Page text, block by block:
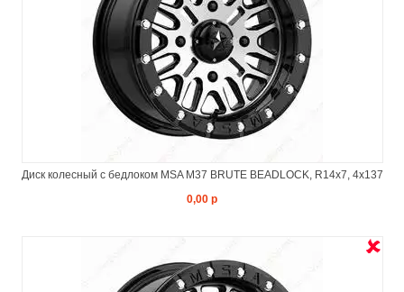
Диск колесный с бедлоком MSA M37 BRUTE BEADLOCK, R14x7, 4x137
0,00 р